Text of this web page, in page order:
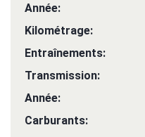
Année:
Kilométrage:
Entraînements:
Transmission:
Année:
Carburants: